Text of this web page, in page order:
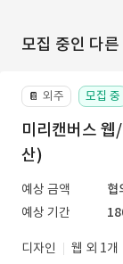
모집 중인 다
📔 외주 모집 중
미리캔버스 웹
산)
예상 금액
협
예상 기간
디자인
웹 외 1개